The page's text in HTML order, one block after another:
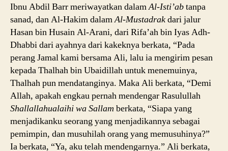
Ibnu Abdil Barr meriwayatkan dalamAl-Isti’abtanpa
sanad, dan Al-Hakim dalamAl-Mustadrakdari jalur
Hasan bin Husain Al-Arani, dari Rifa’ah bin Iyas Adh-
Dhabbi dari ayahnya dari kakeknya berkata, “Pada
perang Jamal kami bersama Ali, lalu ia mengirim pesan
kepada Thalhah bin Ubaidillah untuk menemuinya,
Thalhah pun mendatanginya. Maka Ali berkata, “Demi
Allah, apakah engkau pernah mendengar Rasulullah
Shallallahualaihi wa Sallam berkata, “Siapa yang
menjadikanku seorang yang menjadikannya sebagai
pemimpin, dan musuhilah orang yang memusuhinya?”
Ia berkata, “Ya, aku telah mendengarnya.” Ali berkata,